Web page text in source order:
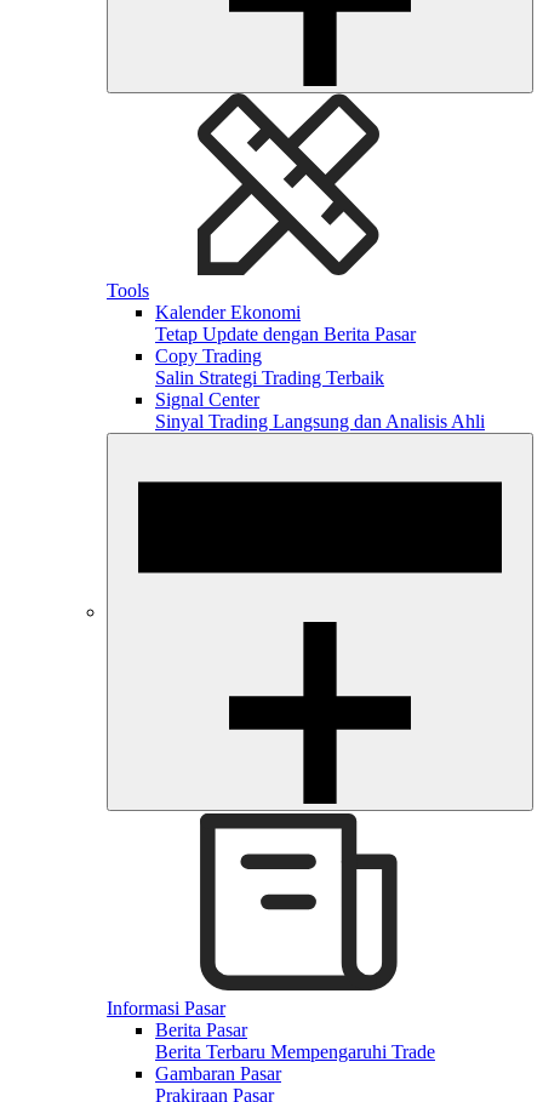
Tools
Kalender Ekonomi
Tetap Update dengan Berita Pasar
Copy Trading
Salin Strategi Trading Terbaik
Signal Center
Sinyal Trading Langsung dan Analisis Ahli
Informasi Pasar
Berita Pasar
Berita Terbaru Mempengaruhi Trade
Gambaran Pasar
Prakiraan Pasar